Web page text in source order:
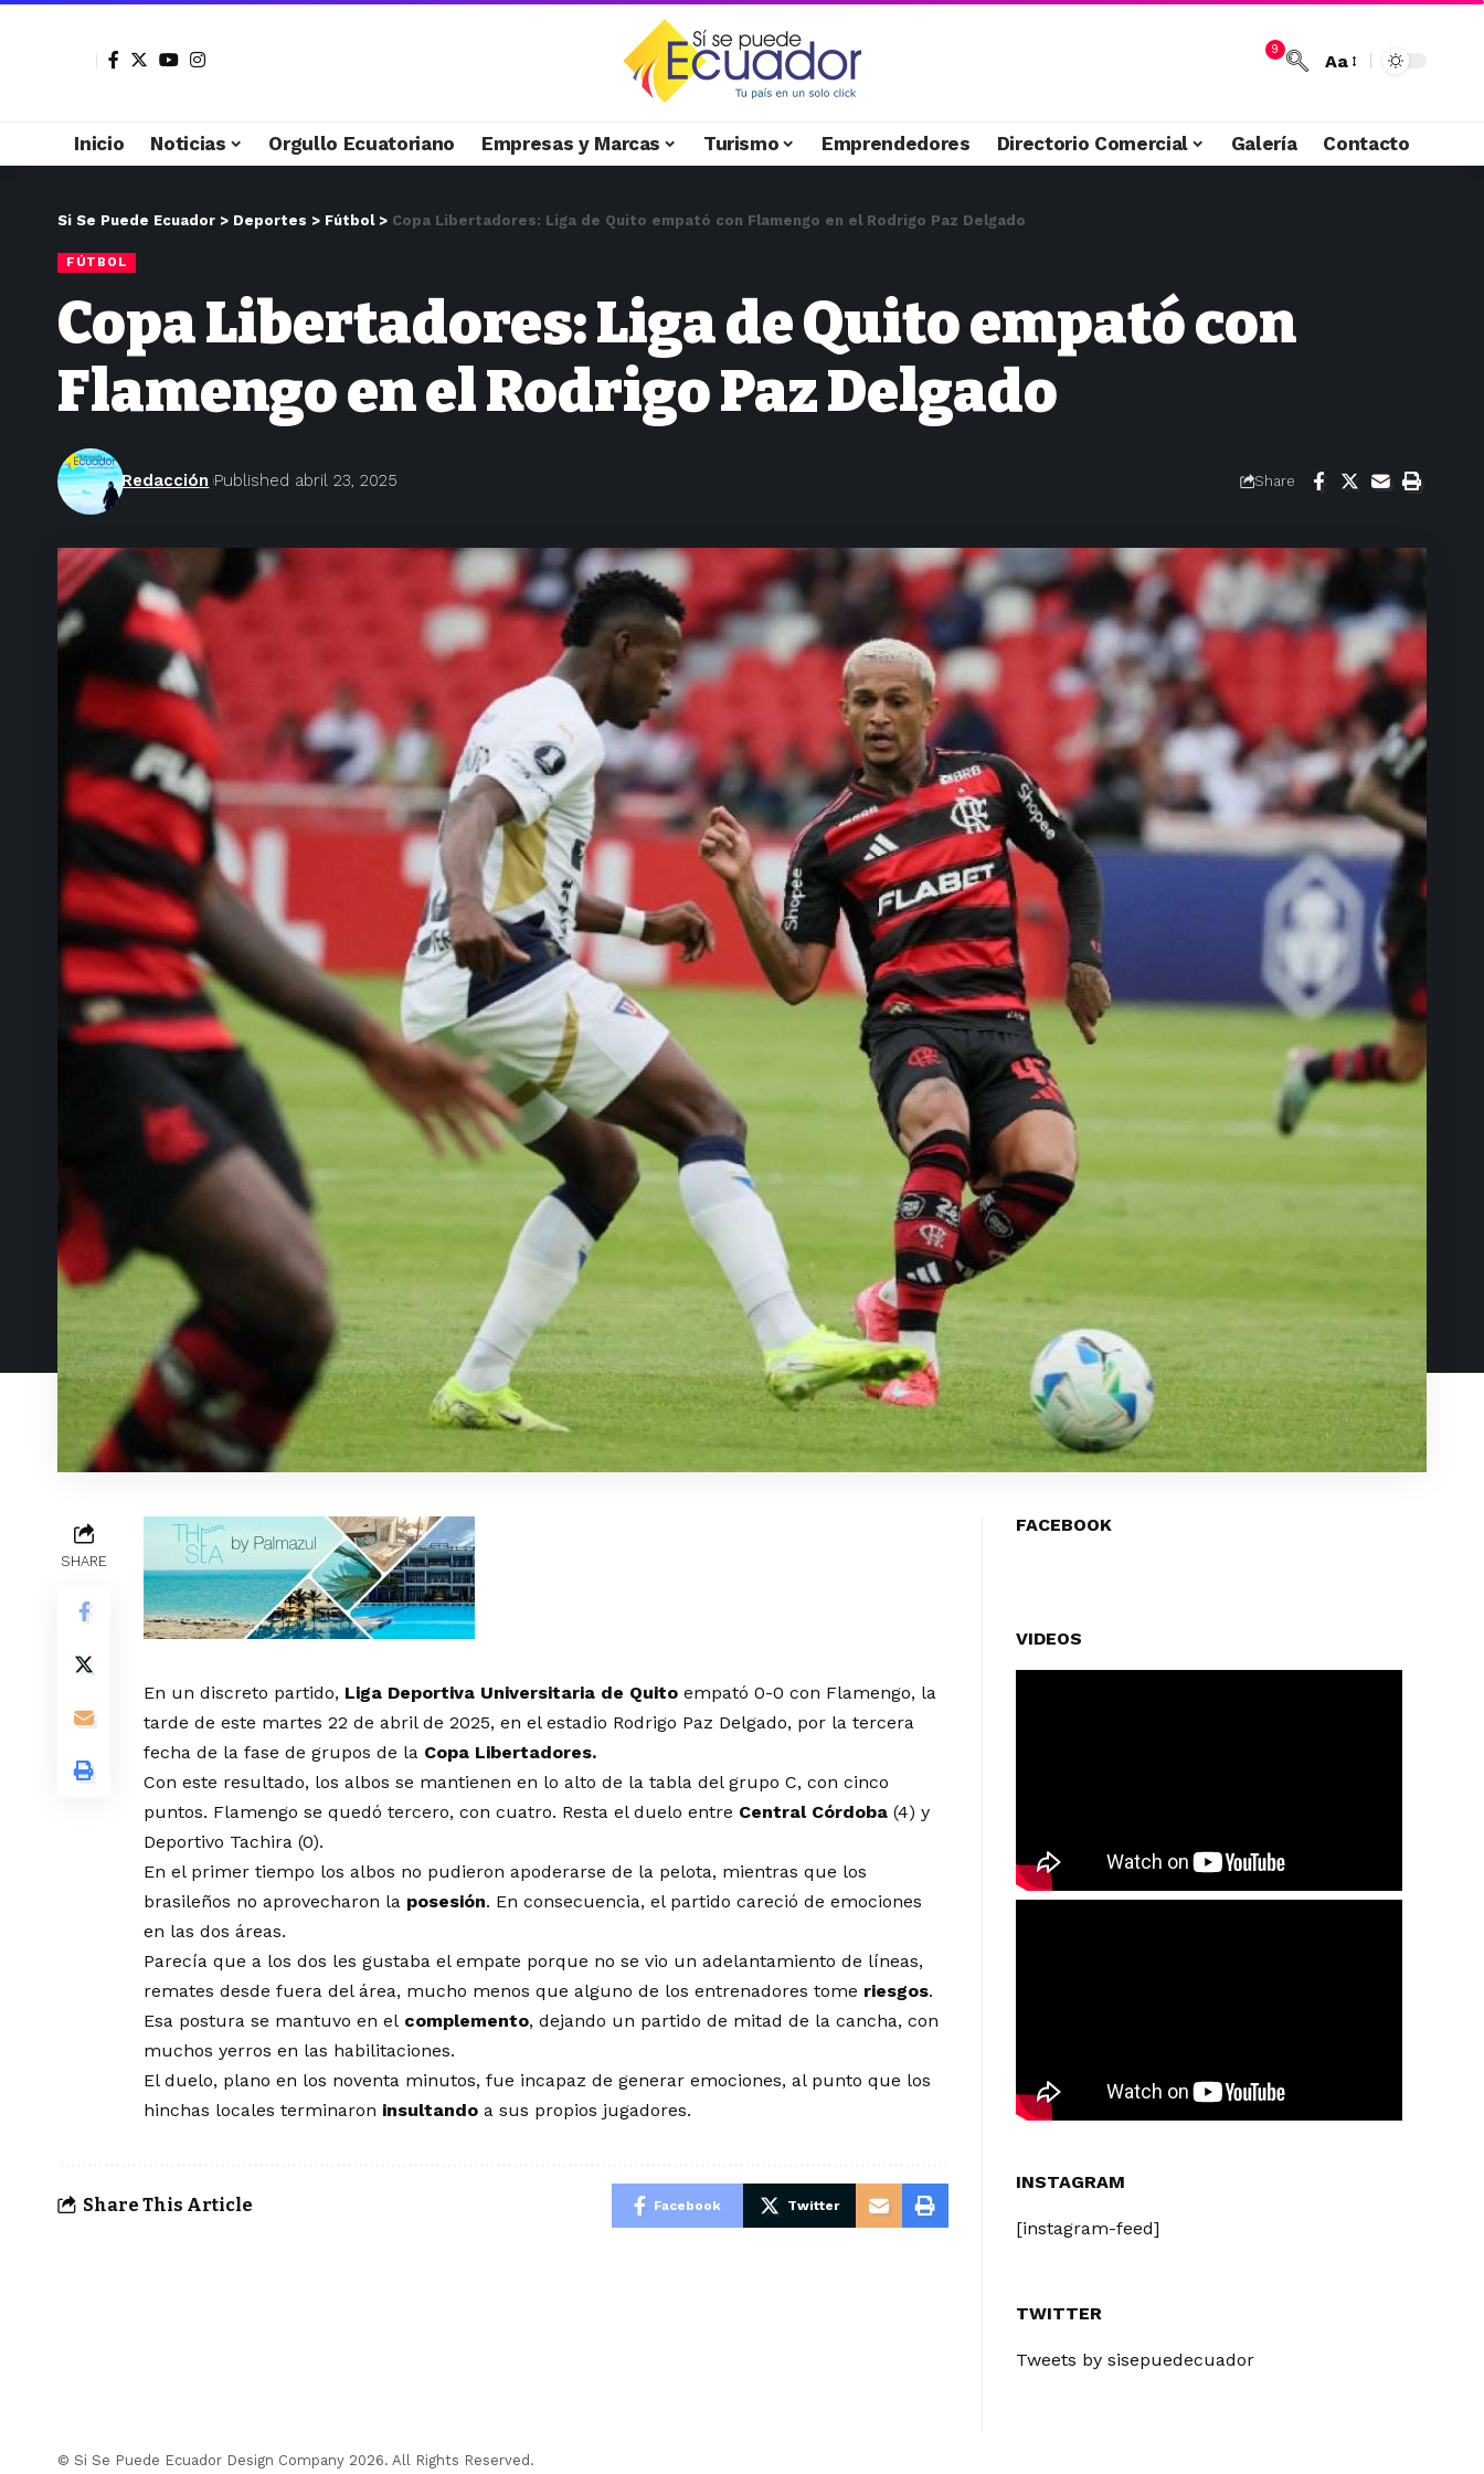
9
Aa
Inicio Noticias Orgullo Ecuatoriano Empresas y Marcas Turismo Emprendedores Directorio Comercial Galería Contacto
Si Se Puede Ecuador > Deportes > Fútbol> Copa Libertadores: Liga de Quito empató con Flamengo en el Rodrigo Paz Delgado
FÚTBOL
Copa Libertadores: Liga de Quito empató con
Flamengo en el Rodrigo Paz Delgado
Redacción Published abril 23, 2025 Share
SHARE
En un discreto partido, Liga Deportiva Universitaria de Quito empató 0-0 con Flamengo, la
tarde de este martes 22 de abril de 2025, en el estadio Rodrigo Paz Delgado, por la tercera
fecha de la fase de grupos de la Copa Libertadores.
Con este resultado, los albos se mantienen en lo alto de la tabla del grupo C, con cinco
puntos. Flamengo se quedó tercero, con cuatro. Resta el duelo entre Central Córdoba (4) y
Deportivo Tachira (0).
En el primer tiempo los albos no pudieron apoderarse de la pelota, mientras que los
brasileños no aprovecharon la posesión. En consecuencia, el partido careció de emociones
en las dos áreas.
Parecía que a los dos les gustaba el empate porque no se vio un adelantamiento de líneas,
remates desde fuera del área, mucho menos que alguno de los entrenadores tome riesgos.
Esa postura se mantuvo en el complemento, dejando un partido de mitad de la cancha, con
muchos yerros en las habilitaciones.
El duelo, plano en los noventa minutos, fue incapaz de generar emociones, al punto que los
hinchas locales terminaron insultando a sus propios jugadores.
Share This Article Facebook Twitter
FACEBOOK
VIDEOS
INSTAGRAM
[instagram-feed]
TWITTER
Tweets by sisepuedecuador
© Si Se Puede Ecuador Design Company 2026. All Rights Reserved.